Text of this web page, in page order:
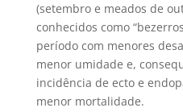
(setembro e meados de
conhecidos como
período com menores
menor umidade e,
incidência de ecto e
menor mortalidade.